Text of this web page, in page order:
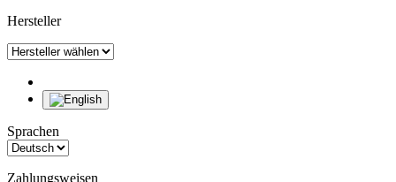
Hersteller
Sprachen
Zahlungsweisen